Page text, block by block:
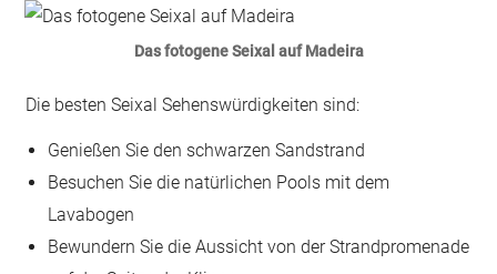
Das fotogene Seixal auf Madeira
Die besten Seixal Sehenswürdigkeiten sind:
Genießen Sie den schwarzen Sandstrand
Besuchen Sie die natürlichen Pools mit dem
Lavabogen
Bewundern Sie die Aussicht von der Strandpromenade